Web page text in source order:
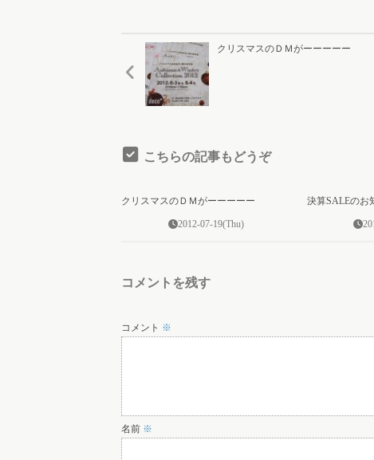
クリスマスのＤＭがーーーーー
こちらの記事もどうぞ
クリスマスのＤＭがーーーーー
2012-07-19(Thu)
決算SALEのお
コメントを残す
コメント ※
名前 ※